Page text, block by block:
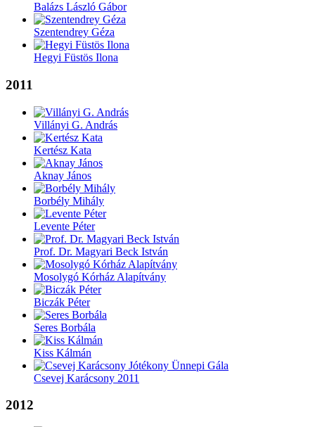
Balázs László Gábor
Szentendrey Géza
Hegyi Füstös Ilona
2011
Villányi G. András
Kertész Kata
Aknay János
Borbély Mihály
Levente Péter
Prof. Dr. Magyari Beck István
Mosolygó Kórház Alapítvány
Biczák Péter
Seres Borbála
Kiss Kálmán
Csevej Karácsony 2011
2012